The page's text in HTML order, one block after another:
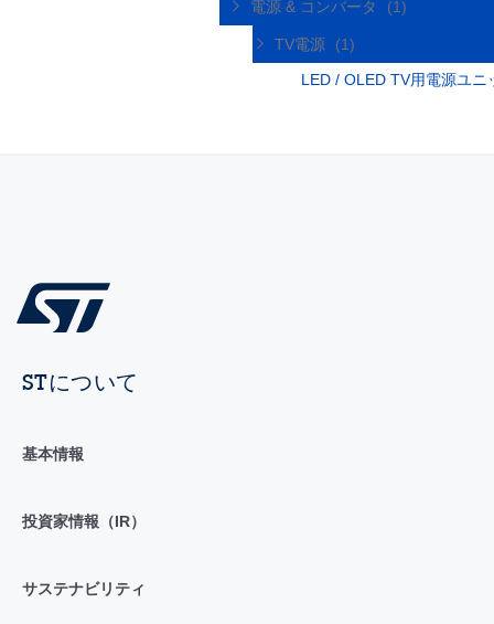
電源 & コンバータ
(1)
TV電源
(1)
LED / OLED TV用電源ユニ
STについて
基本情報
投資家情報（IR）
サステナビリティ